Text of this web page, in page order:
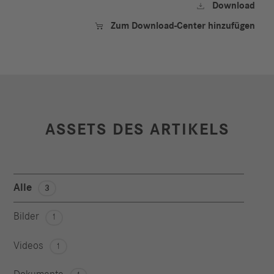
 Download
 Zum Download-Center hinzufügen
ASSETS DES ARTIKELS
Alle 3
Bilder 1
Videos 1